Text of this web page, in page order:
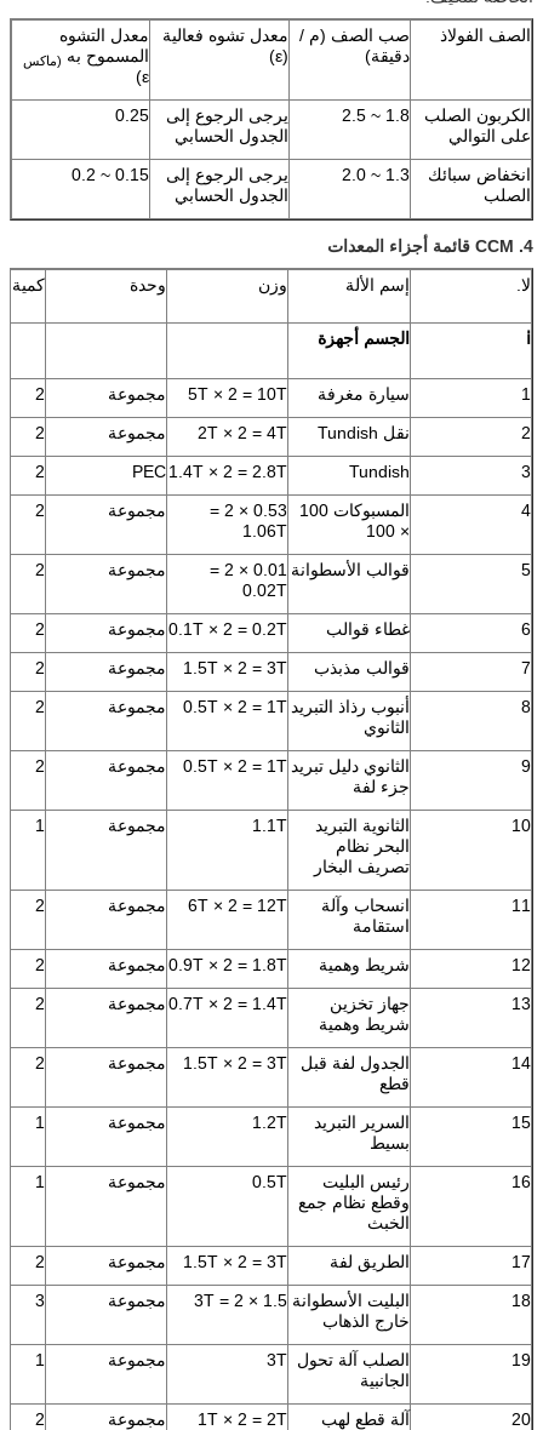
الصف الفولاذ
صب الصف (م /
دقيقة)
معدل تشوه فعالية
(ε)
معدل التشوه
المسموح به (ماكس
ε)
الكربون الصلب
على التوالي
1.8 ~ 2.5
يرجى الرجوع إلى
الجدول الحسابي
0.25
انخفاض سبائك
الصلب
1.3 ~ 2.0
يرجى الرجوع إلى
الجدول الحسابي
0.15 ~ 0.2
4. CCM قائمة أجزاء المعدات
لا.
إسم الألة وزن وحدة كمية
ⅰ الجسم أجهزة
1 سيارة مغرفة 5T × 2 = 10T مجموعة
2
2
نقل Tundish 2T × 2 = 4T مجموعة
2
3
Tundish
1.4T × 2 = 2.8T
PEC
2
4
المسبوكات 100
× 100
0.53 × 2 =
1.06T
مجموعة 2
5 قوالب الأسطوانة
0.01 × 2 =
0.02T
مجموعة 2
6 غطاء قوالب 0.1T × 2 = 0.2Tمجموعة
2
7
قوالب مذبذب 1.5T × 2 = 3T مجموعة
2
8
أنبوب رذاذ التبريد
الثانوي
0.5T × 2 = 1T مجموعة 2
9
الثانوي دليل تبريد
جزء لفة
0.5T × 2 = 1T مجموعة 2
10
الثانوية التبريد
البحر نظام
تصريف البخار
1.1T مجموعة 1
11
انسحاب وآلة
استقامة
6T × 2 = 12T مجموعة 2
12 شريط وهمية 0.9T × 2 = 1.8Tمجموعة
2
13
جهاز تخزين
شريط وهمية
0.7T × 2 = 1.4Tمجموعة 2
14
الجدول لفة قبل
قطع
1.5T × 2 = 3T مجموعة 2
15
السرير التبريد
بسيط
1.2T مجموعة 1
16
رئيس البليت
وقطع نظام جمع
الخبث
0.5T مجموعة 1
17 الطريق لفة 1.5T × 2 = 3T مجموعة
2
18
البليت الأسطوانة
خارج الذهاب
1.5 × 2 = 3T مجموعة 3
19
الصلب آلة تحول
الجانبية
3T مجموعة 1
20 آلة قطع لهب 1T × 2 = 2T مجموعة
2